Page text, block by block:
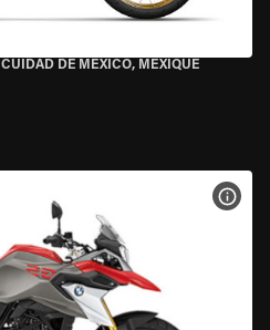
CUIDAD DE MEXICO, MEXIQUE